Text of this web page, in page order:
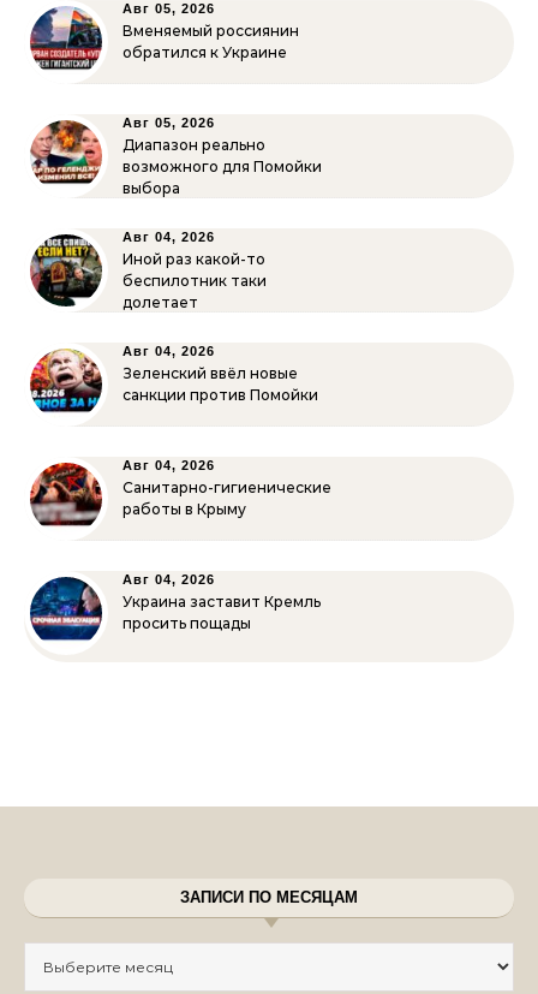
Авг 05, 2026
Вменяемый россиянин
обратился к Украине
Авг 05, 2026
Диапазон реально
возможного для Помойки
выбора
Авг 04, 2026
Иной раз какой-то
беспилотник таки
долетает
Авг 04, 2026
Зеленский ввёл новые
санкции против Помойки
Авг 04, 2026
Санитарно-гигиенические
работы в Крыму
Авг 04, 2026
Украина заставит Кремль
просить пощады
ЗАПИСИ ПО МЕСЯЦАМ